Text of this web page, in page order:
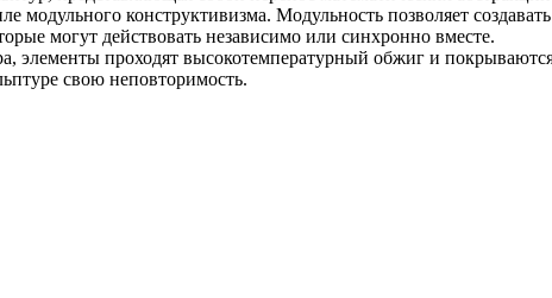
модульного конструктивизма. Модульность позволяет
могут действовать независимо или синхронно вместе.
элементы проходят высокотемпературный обжиг и
свою неповторимость.